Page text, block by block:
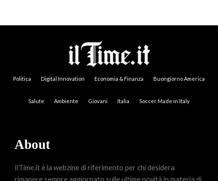
Politica Digital Innovation Economia & Finanza Buongiorno America
Salute Ambiente Giovani Italia Soccer Made in Italy
About
IlTime.it è la webzine di riferimento per chi desidera
rimanere sempre aggiornato sulle ultime novità in materia di